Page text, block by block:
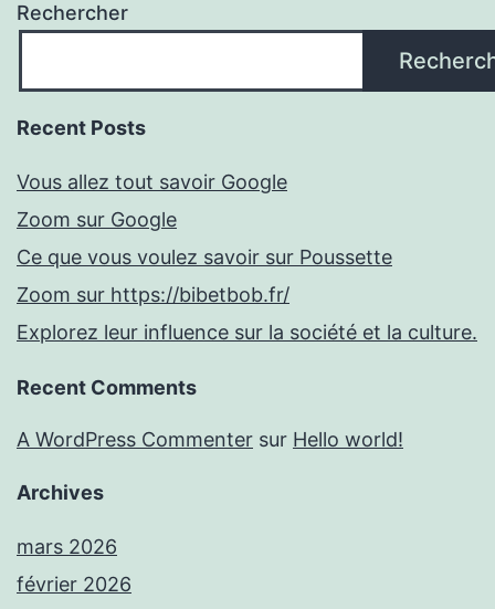
Rechercher
Recent Posts
Vous allez tout savoir Google
Zoom sur Google
Ce que vous voulez savoir sur Poussette
Zoom sur https://bibetbob.fr/
Explorez leur influence sur la société et la culture.
Recent Comments
A WordPress Commenter sur Hello world!
Archives
mars 2026
février 2026